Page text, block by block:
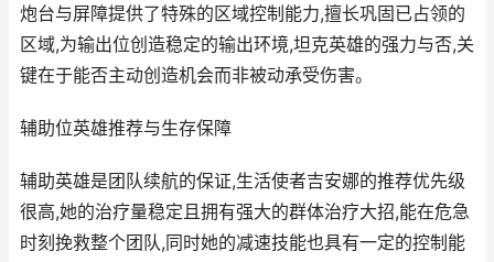
炮台与屏障提供了特殊的区域控制能力,擅长巩固已占领的
区域,为输出位创造稳定的输出环境,坦克英雄的强力与否,关
键在于能否主动创造机会而非被动承受伤害。
辅助位英雄推荐与生存保障
辅助英雄是团队续航的保证,生活使者吉安娜的推荐优先级
很高,她的治疗量稳定且拥有强大的群体治疗大招,能在危急
时刻挽救整个团队,同时她的减速技能也具有一定的控制能